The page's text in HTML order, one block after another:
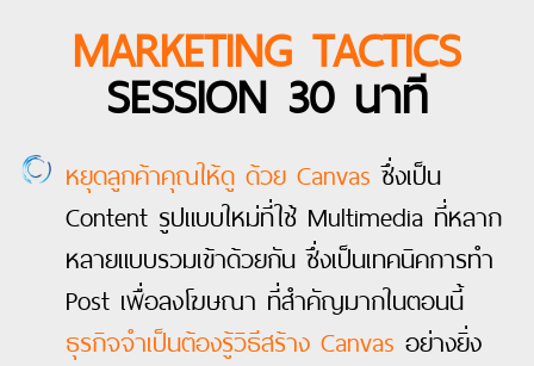
MARKETING TACTICS
SESSION 30 นาที
หยุดลูกค้าคุณให้ดู ด้วย Canvas ซึ่งเป็น
Content รูปแบบใหม่ที่ใช้ Multimedia ที่หลาก
หลายแบบรวมเข้าด้วยกัน ซึ่งเป็นเทคนิคการทำ
Post เพื่อลงโฆษณา ที่สำคัญมากในตอนนี้
ธุรกิจจำเป็นต้องรู้วิธีสร้าง Canvas อย่างยิ่ง